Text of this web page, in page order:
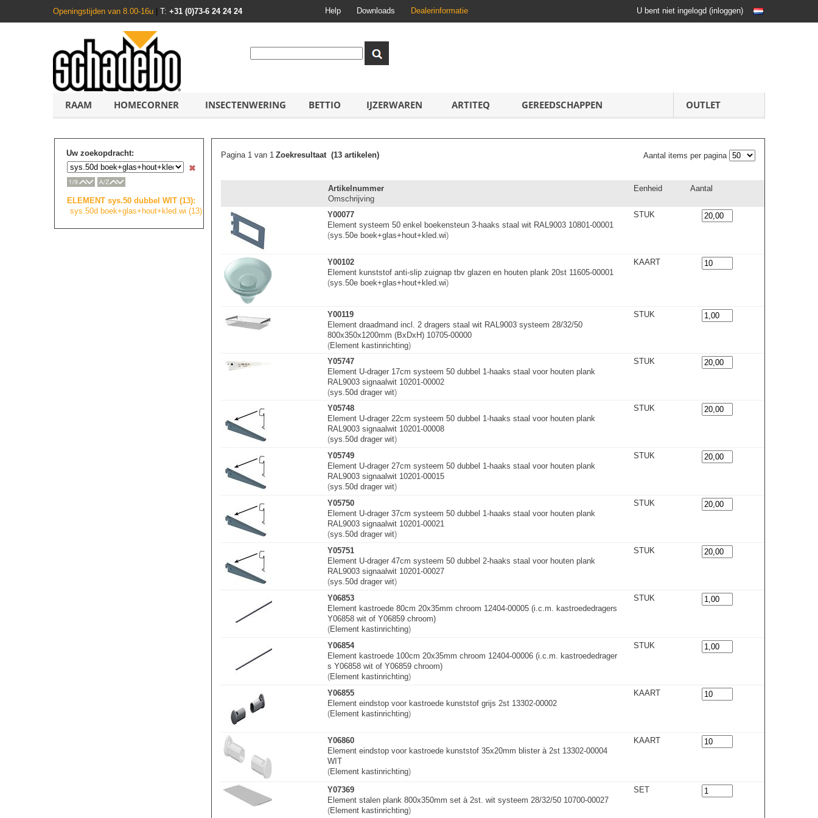
Openingstijden van 8.00-16u T: +31 (0)73-6 24 24 24 Help Downloads Dealerinformatie U bent niet ingelogd (inloggen)
RAAM HOMECORNER INSECTENWERING BETTIO IJZERWAREN ARTITEQ GEREEDSCHAPPEN OUTLET
Uw zoekopdracht:
ELEMENT sys.50 dubbel WIT (13):
sys.50d boek+glas+hout+kled wi (13)
Pagina 1 van 1 Aantal items per pagina
Zoekresultaat (13 artikelen)
Artikelnummer
Omschrijving
Eenheid Aantal
Y00077
Element systeem 50 enkel boekensteun 3-haaks staal wit RAL9003 10801-00001
(sys.50e boek+glas+hout+ k ed.wi)
STUK
Y00102
Element kunststof anti-slip zuignap tbv glazen en houten plank 20st 11605-00001
(sys.50e boek+glas+hout+ k ed.wi)
KAART
Y00119
Element draadmand incl. 2 dragers staal wit RAL9003 systeem 28/32/50
800x350x1200mm (BxDxH) 10705-00000
(Element kastinrichting)
STUK
Y05747
Element U-drager 17cm systeem 50 dubbel 1-haaks staal voor houten plank
RAL9003 signaalwit 10201-00002
(sys.50d drager wit)
STUK
Y05748
Element U-drager 22cm systeem 50 dubbel 1-haaks staal voor houten plank
RAL9003 signaalwit 10201-00008
(sys.50d drager wit)
STUK
Y05749
Element U-drager 27cm systeem 50 dubbel 1-haaks staal voor houten plank
RAL9003 signaalwit 10201-00015
(sys.50d drager wit)
STUK
Y05750
Element U-drager 37cm systeem 50 dubbel 1-haaks staal voor houten plank
RAL9003 signaalwit 10201-00021
(sys.50d drager wit)
STUK
Y05751
Element U-drager 47cm systeem 50 dubbel 2-haaks staal voor houten plank
RAL9003 signaalwit 10201-00027
(sys.50d drager wit)
STUK
Y06853
Element kastroede 80cm 20x35mm chroom 12404-00005 (i.c.m. kastroededragers
Y06858 wit of Y06859 chroom)
(Element kastinrichting)
STUK
Y06854
Element kastroede 100cm 20x35mm chroom 12404-00006 (i.c.m. kastroededrager
s Y06858 wit of Y06859 chroom)
(Element kastinrichting)
STUK
Y06855
Element eindstop voor kastroede kunststof grijs 2st 13302-00002
(Element kastinrichting)
KAART
Y06860
Element eindstop voor kastroede kunststof 35x20mm blister à 2st 13302-00004
WIT
(Element kastinrichting)
KAART
Y07369
Element stalen plank 800x350mm set à 2st. wit systeem 28/32/50 10700-00027
(Element kastinrichting)
SET